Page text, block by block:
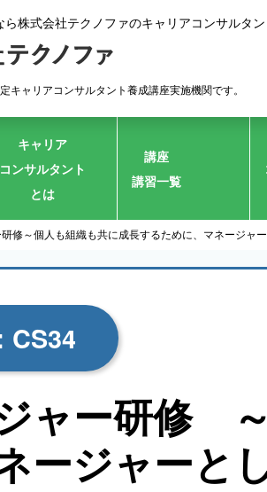
株式会社テクノファのキャリアコンサルタ
キャリアコンサルタント養成講座実施機関です。
キャリア
コンサルタント
とは
講座
講習一覧
修～個人も組織も共に成長するために、マネージャ
CS34
ャー研修
ージャーと